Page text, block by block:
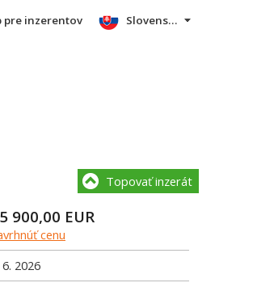
pre inzerentov Slovensky
Topovať inzerát
900,00 EUR
cenu
6. 2026